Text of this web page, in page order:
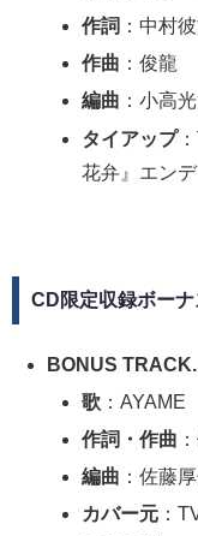
作詞 ：中村
作曲 ：俊龍
編曲 ：小高
タイアップ
花弁』エン
CD限定収録ボーナ
BONUS
歌 ：AYAME
作詞・作曲
編曲 ：佐藤
カバー元 ：